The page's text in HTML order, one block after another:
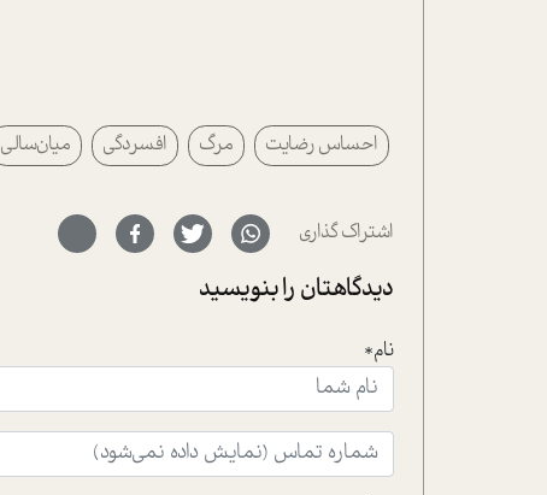
احساس رضایت مرگ افسردگی میان‌سالی
اشتراک گذاری
دیدگاهتان را بنویسید
نام*